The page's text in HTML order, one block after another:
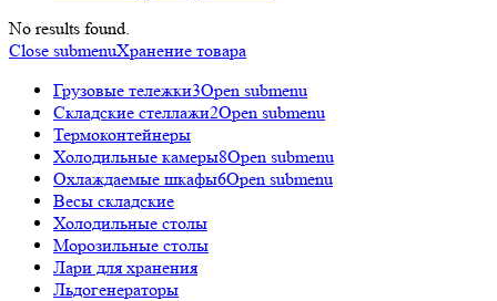
No results found.
Close submenuХранение товара
Грузовые тележки3Open submenu
Складские стеллажи2Open submenu
Термоконтейнеры
Холодильные камеры8Open submenu
Охлаждаемые шкафы6Open submenu
Весы складские
Холодильные столы
Морозильные столы
Лари для хранения
Льдогенераторы